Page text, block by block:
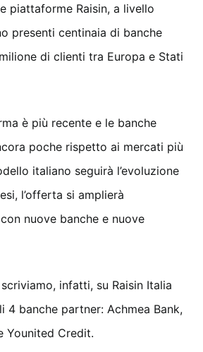
piattaforme Raisin, a livello
presenti centinaia di banche
di clienti tra Europa e Stati
è più recente e le banche
poche rispetto ai mercati più
italiano seguirà l’evoluzione
l’offerta si amplierà
nuove banche e nuove
infatti, su Raisin Italia
4 banche partner: Achmea Bank,
Younited Credit.